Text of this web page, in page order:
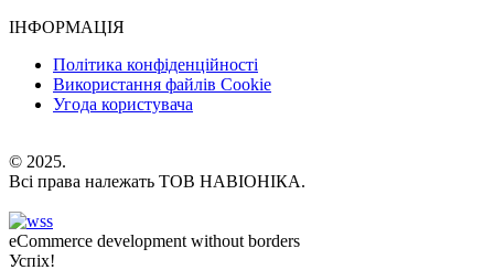
ІНФОРМАЦІЯ
Політика конфіденційності
Використання файлів Cookie
Угода користувача
© 2025.
Всі права належать ТОВ НАВІОНІКА.
eCommerce development without borders
Успіх!